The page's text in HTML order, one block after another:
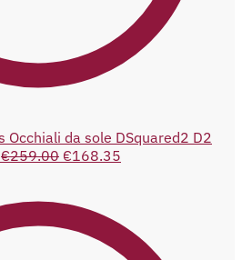
DSquared2 D2
€259.00 €168.35